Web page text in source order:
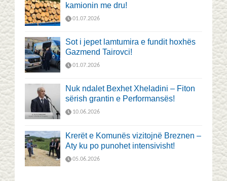
kamionin me dru!
01.07.2026
Sot i jepet lamtumira e fundit hoxhës
Gazmend Tairovci!
01.07.2026
Nuk ndalet Bexhet Xheladini – Fiton
sërish grantin e Performansës!
10.06.2026
Krerët e Komunës vizitojnë Breznen –
Aty ku po punohet intensivisht!
05.06.2026